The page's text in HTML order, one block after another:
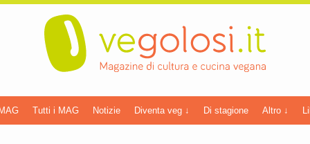
Tutti i MAG Notizie Diventa veg ↓ Di stagione Altro ↓